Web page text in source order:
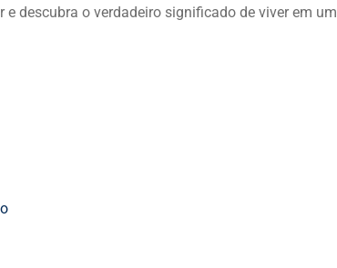
descubra o verdadeiro significado de viver em um